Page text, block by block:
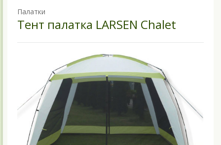
Палатки
Тент палатка LARSEN Chalet